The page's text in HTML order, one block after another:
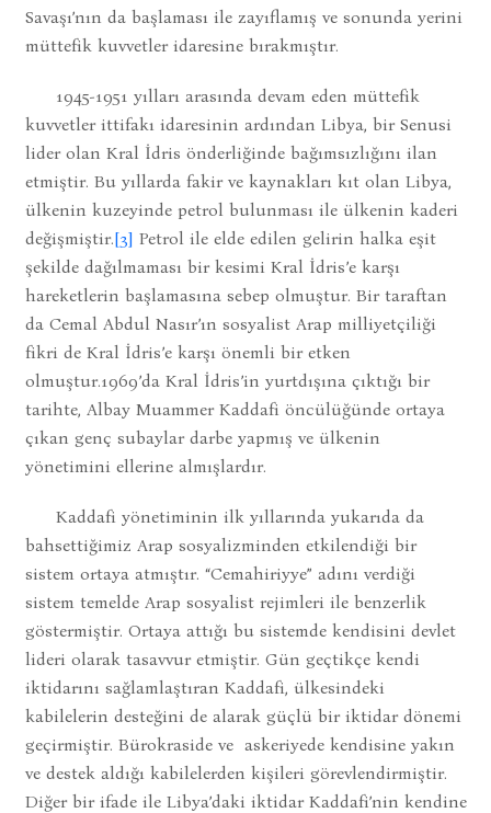
Savaşı’nın da başlaması ile zayıflamış ve sonunda yerini
müttefik kuvvetler idaresine bırakmıştır.
1945-1951 yılları arasında devam eden müttefik
kuvvetler ittifakı idaresinin ardından Libya, bir Senusi
lider olan Kral İdris önderliğinde bağımsızlığını ilan
etmiştir. Bu yıllarda fakir ve kaynakları kıt olan Libya,
ülkenin kuzeyinde petrol bulunması ile ülkenin kaderi
değişmiştir.[3] Petrol ile elde edilen gelirin halka eşit
şekilde dağılmaması bir kesimi Kral İdris’e karşı
hareketlerin başlamasına sebep olmuştur. Bir taraftan
da Cemal Abdul Nasır’ın sosyalist Arap milliyetçiliği
fikri de Kral İdris’e karşı önemli bir etken
olmuştur.1969’da Kral İdris’in yurtdışına çıktığı bir
tarihte, Albay Muammer Kaddafi öncülüğünde ortaya
çıkan genç subaylar darbe yapmış ve ülkenin
yönetimini ellerine almışlardır.
Kaddafi yönetiminin ilk yıllarında yukarıda da
bahsettiğimiz Arap sosyalizminden etkilendiği bir
sistem ortaya atmıştır. “Cemahiriyye” adını verdiği
sistem temelde Arap sosyalist rejimleri ile benzerlik
göstermiştir. Ortaya attığı bu sistemde kendisini devlet
lideri olarak tasavvur etmiştir. Gün geçtikçe kendi
iktidarını sağlamlaştıran Kaddafi, ülkesindeki
kabilelerin desteğini de alarak güçlü bir iktidar dönemi
geçirmiştir. Bürokraside ve askeriyede kendisine yakın
ve destek aldığı kabilelerden kişileri görevlendirmiştir.
Diğer bir ifade ile Libya’daki iktidar Kaddafi’nin kendine